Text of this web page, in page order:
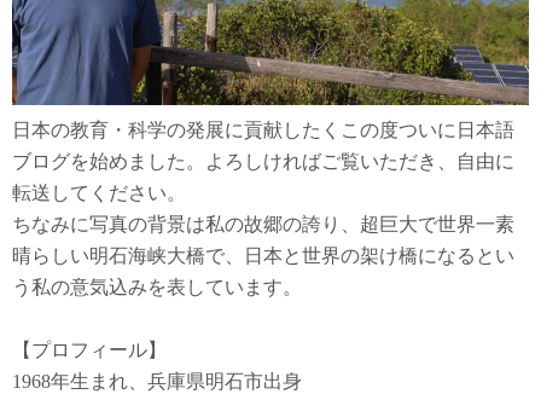
日本の教育・科学の発展に貢献したくこの度ついに日本語
ブログを始めました。よろしければご覧いただき、自由に
転送してください。
ちなみに写真の背景は私の故郷の誇り、超巨大で世界一素
晴らしい明石海峡大橋で、日本と世界の架け橋になるとい
う私の意気込みを表しています。
【プロフィール】
1968年生まれ、兵庫県明石市出身